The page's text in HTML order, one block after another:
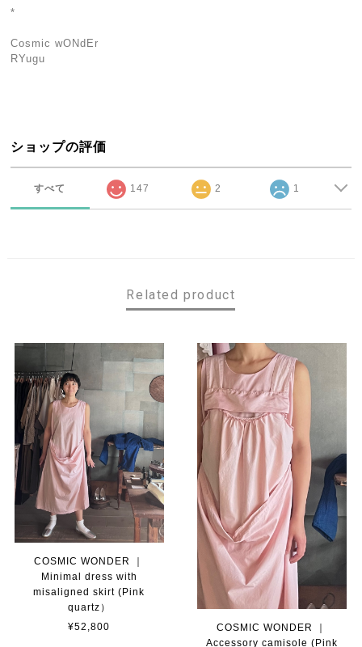
*
Cosmic wONdEr
RYugu
ショップの評価
すべて 147 2 1
Related product
COSMIC WONDER ｜
Minimal dress with
misaligned skirt (Pink
quartz）
¥52,800
COSMIC WONDER ｜
Accessory camisole (Pink